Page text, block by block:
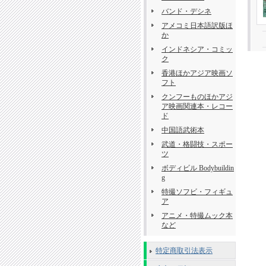
バンド・デシネ
アメコミ日本語訳版ほ
か
インドネシア・コミッ
ク
香港ほかアジア映画ソ
フト
クンフーものほかアジ
ア映画関連本・レコー
ド
中国語武術本
武道・格闘技・スポー
ツ
ボディビル Bodybuildin
g
特撮ソフビ・フィギュ
ア
アニメ・特撮ムック本
など
特定商取引法表示